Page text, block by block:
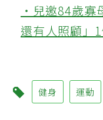
‧兒邀84歲寡
還有人照顧」
健身 運動